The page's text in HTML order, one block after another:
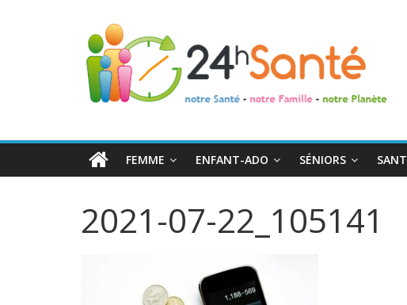
24h
Santé
toute
famille
FEMME ENFANT-ADO SÉNIORS
2021-07-22_105141